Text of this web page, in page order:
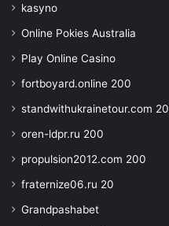
kasyno
Online Pokies Australia
Play Online Casino
fortboyard.online 200
standwithukrainetour.com 20
oren-ldpr.ru 200
propulsion2012.com 200
fraternize06.ru 20
Grandpashabet